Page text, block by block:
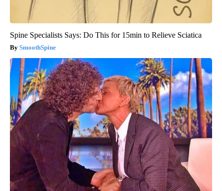
Spine Specialists Says: Do This for 15min to Relieve Sciatica
SmoothSpine